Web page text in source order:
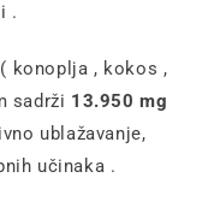
.
konoplja , kokos ,
sadrži 13.950 mg
ublažavanje,
učinaka .